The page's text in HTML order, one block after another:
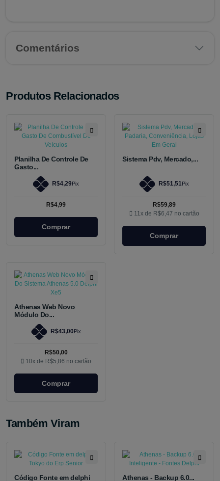
Comentários
Produtos Relacionados
Planilha De Controle De
Gasto...
R$4,29Pix
R$4,99
Comprar
Sistema Pdv, Mercado,...
R$51,51Pix
R$59,89
11x de R$6,47 no cartão
Comprar
Athenas Web Novo
Módulo Do...
R$43,00Pix
R$50,00
10x de R$5,86 no cartão
Comprar
Também Viram
Código Fonte em delphi
Athenas - Backup 6.0...